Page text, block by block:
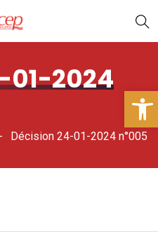
01-2024
Décision 24-01-2024 n°005